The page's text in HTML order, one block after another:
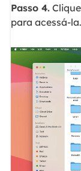
Passo 4.
para acessá-la.